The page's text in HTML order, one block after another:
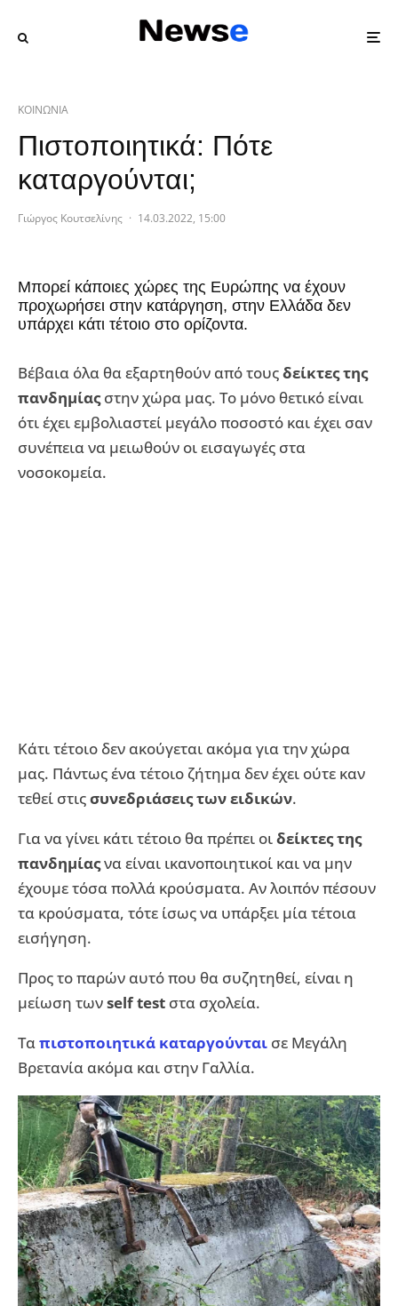
ΚΟΙΝΩΝΙΑ
Πιστοποιητικά: Πότε
καταργούνται;
Γιώργος Κουτσελίνης · 14.03.2022, 15:00
Μπορεί κάποιες χώρες της Ευρώπης να έχουν
προχωρήσει στην κατάργηση, στην Ελλάδα δεν
υπάρχει κάτι τέτοιο στο ορίζοντα.
Βέβαια όλα θα εξαρτηθούν από τουςδείκτες της
πανδημίαςστην χώρα μας. Το μόνο θετικό είναι
ότι έχει εμβολιαστεί μεγάλο ποσοστό και έχει σαν
συνέπεια να μειωθούν οι εισαγωγές στα
νοσοκομεία.
Κάτι τέτοιο δεν ακούγεται ακόμα για την χώρα
μας. Πάντως ένα τέτοιο ζήτημα δεν έχει ούτε καν
τεθεί στιςσυνεδριάσεις των ειδικών.
Για να γίνει κάτι τέτοιο θα πρέπει οιδείκτες της
πανδημίαςνα είναι ικανοποιητικοί και να μην
έχουμε τόσα πολλά κρούσματα. Αν λοιπόν πέσουν
τα κρούσματα, τότε ίσως να υπάρξει μία τέτοια
εισήγηση.
Προς το παρών αυτό που θα συζητηθεί, είναι η
μείωση τωνself test στα σχολεία.
Ταπιστοποιητικά καταργούνται σε Μεγάλη
Βρετανία ακόμα και στην Γαλλία.